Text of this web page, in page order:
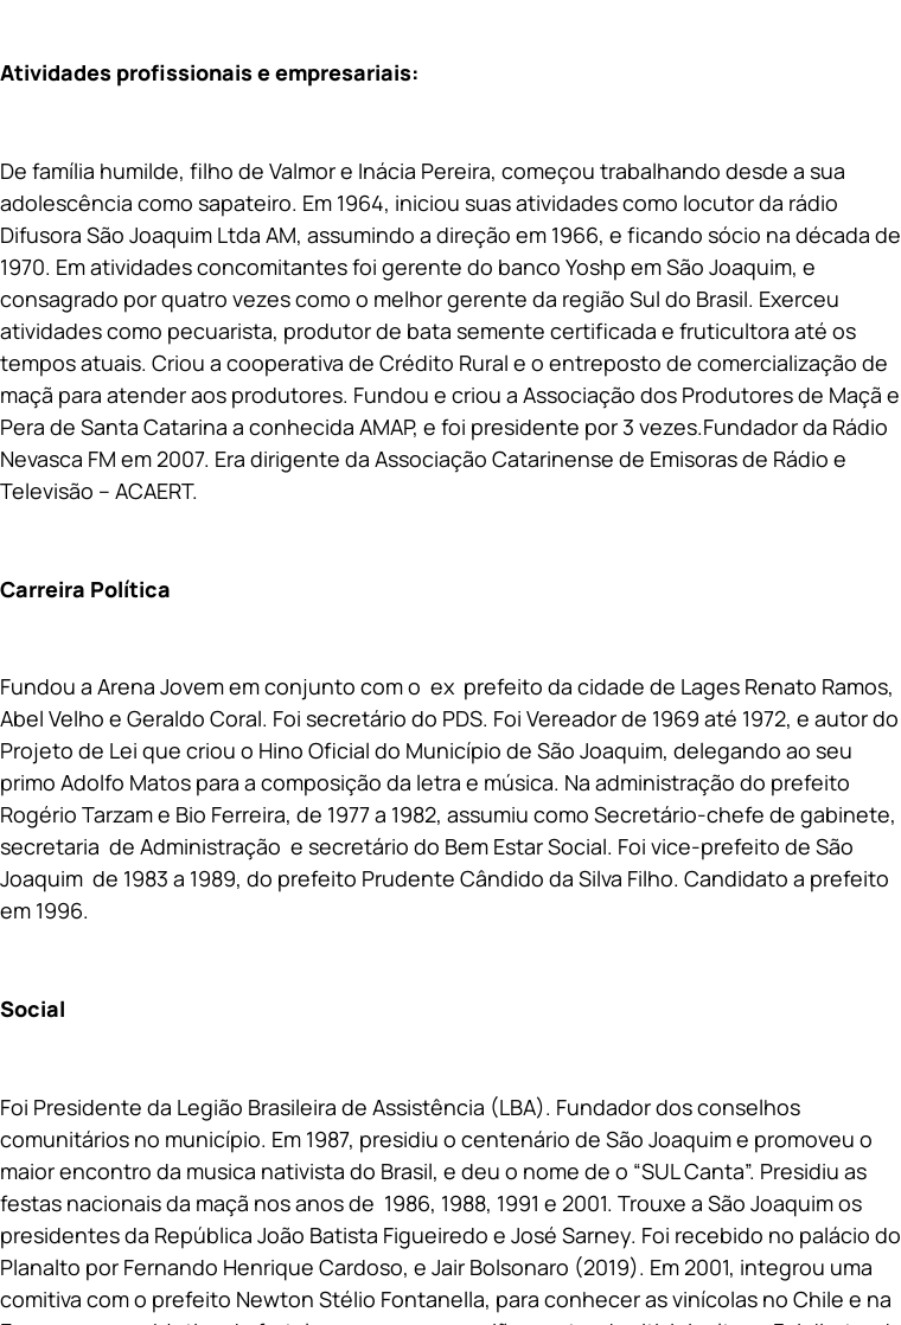
Atividades profissionais e empresariais:
De família humilde, filho de Valmor e Inácia Pereira, começou trabalhando desde a sua
adolescência como sapateiro. Em 1964, iniciou suas atividades como locutor da rádio
Difusora São Joaquim Ltda AM, assumindo a direção em 1966, e ficando sócio na década de
1970. Em atividades concomitantes foi gerente do banco Yoshp em São Joaquim, e
consagrado por quatro vezes como o melhor gerente da região Sul do Brasil. Exerceu
atividades como pecuarista, produtor de bata semente certificada e fruticultora até os
tempos atuais. Criou a cooperativa de Crédito Rural e o entreposto de comercialização de
maçã para atender aos produtores. Fundou e criou a Associação dos Produtores de Maçã e
Pera de Santa Catarina a conhecida AMAP, e foi presidente por 3 vezes.Fundador da Rádio
Nevasca FM em 2007. Era dirigente da Associação Catarinense de Emisoras de Rádio e
Televisão – ACAERT.
Carreira Política
Fundou a Arena Jovem em conjunto com o ex prefeito da cidade de Lages Renato Ramos,
Abel Velho e Geraldo Coral. Foi secretário do PDS. Foi Vereador de 1969 até 1972, e autor do
Projeto de Lei que criou o Hino Oficial do Município de São Joaquim, delegando ao seu
primo Adolfo Matos para a composição da letra e música. Na administração do prefeito
Rogério Tarzam e Bio Ferreira, de 1977 a 1982, assumiu como Secretário-chefe de gabinete,
secretaria de Administração e secretário do Bem Estar Social. Foi vice-prefeito de São
Joaquim de 1983 a 1989, do prefeito Prudente Cândido da Silva Filho. Candidato a prefeito
em 1996.
Social
Foi Presidente da Legião Brasileira de Assistência (LBA). Fundador dos conselhos
comunitários no município. Em 1987, presidiu o centenário de São Joaquim e promoveu o
maior encontro da musica nativista do Brasil, e deu o nome de o “SUL Canta”. Presidiu as
festas nacionais da maçã nos anos de 1986, 1988, 1991 e 2001. Trouxe a São Joaquim os
presidentes da República João Batista Figueiredo e José Sarney. Foi recebido no palácio do
Planalto por Fernando Henrique Cardoso, e Jair Bolsonaro (2019). Em 2001, integrou uma
comitiva com o prefeito Newton Stélio Fontanella, para conhecer as vinícolas no Chile e na